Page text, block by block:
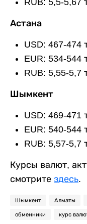
RUB: 5,5-5,67
Астана
USD: 467-474
EUR: 534-544
RUB: 5,55-5,7
Шымкент
USD: 469-471
EUR: 540-544
RUB: 5,57-5,7
Курсы валют,
смотрите здесь.
Шымкент Алматы
обменники курс